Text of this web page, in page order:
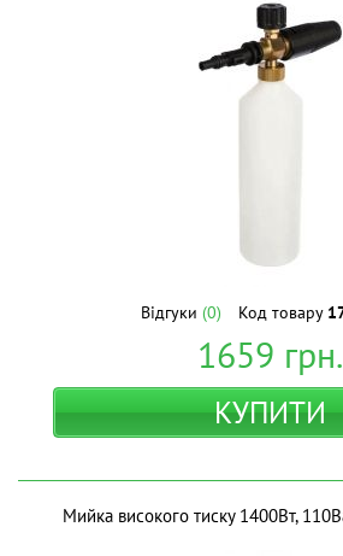
Відгуки (0) Код товару
1659 грн.
КУПИТИ
Мийка високого тиску 1400Вт,